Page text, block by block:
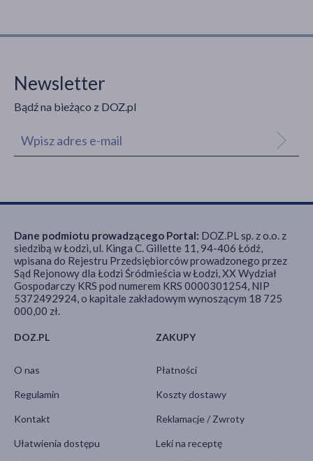
Newsletter
Bądź na bieżąco z DOZ.pl
DOZ.PL
O nas
Regulamin
Kontakt
Ułatwienia dostępu
ZAKUPY
Płatności
Koszty dostawy
Reklamacje / Zwroty
Leki na receptę
Dane podmiotu prowadzącego Portal: DOZ.PL sp. z o.o. z
siedzibą w Łodzi, ul. Kinga C. Gillette 11, 94-406 Łódź,
wpisana do Rejestru Przedsiębiorców prowadzonego przez
Sąd Rejonowy dla Łodzi Śródmieścia w Łodzi, XX Wydział
Gospodarczy KRS pod numerem KRS 0000301254, NIP
5372492924, o kapitale zakładowym wynoszącym 18 725
000,00 zł.